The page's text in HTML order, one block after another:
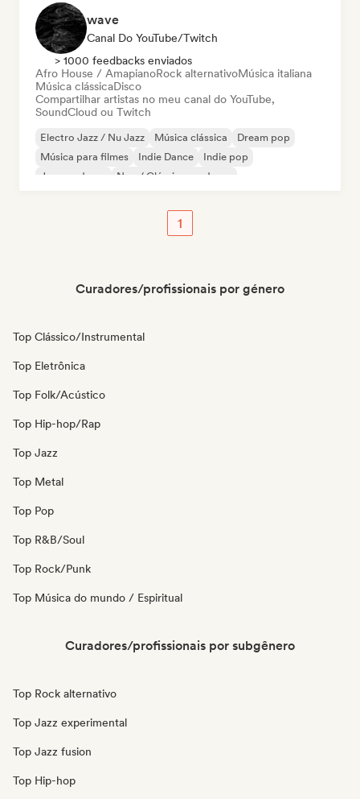
wave
Canal Do YouTube/Twitch
> 1000 feedbacks enviados
Afro House / AmapianoRock alternativoMúsica italiana
Música clássicaDisco
Compartilhar artistas no meu canal do YouTube,
SoundCloud ou Twitch
Electro Jazz / Nu Jazz Música clássica
Dream pop
Música para filmes
Indie Dance
Indie pop
Jazz moderno
Neo / Clássico moderno
1
Curadores/profissionais por género
Top Clássico/Instrumental
Top Eletrônica
Top Folk/Acústico
Top Hip-hop/Rap
Top Jazz
Top Metal
Top Pop
Top R&B/Soul
Top Rock/Punk
Top Música do mundo / Espiritual
Curadores/profissionais por subgênero
Top Rock alternativo
Top Jazz experimental
Top Jazz fusion
Top Hip-hop